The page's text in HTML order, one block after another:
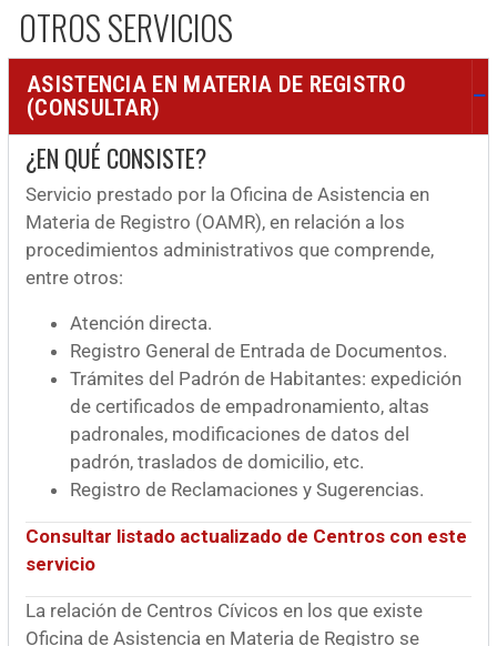
OTROS SERVICIOS
ASISTENCIA EN MATERIA DE REGISTRO
(CONSULTAR)
¿EN QUÉ CONSISTE?
Servicio prestado por la Oficina de Asistencia en
Materia de Registro (OAMR), en relación a los
procedimientos administrativos que comprende,
entre otros:
Atención directa.
Registro General de Entrada de Documentos.
Trámites del Padrón de Habitantes: expedición
de certificados de empadronamiento, altas
padronales, modificaciones de datos del
padrón, traslados de domicilio, etc.
Registro de Reclamaciones y Sugerencias.
Consultar listado actualizado de Centros con este
servicio
La relación de Centros Cívicos en los que existe
Oficina de Asistencia en Materia de Registro se